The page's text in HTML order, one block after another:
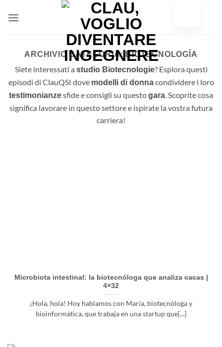
ARCHIVIO CATEGORIA: BIOTECNOLOGÍA
Siete interessati a studio Biotecnologie? Esplora questi
episodi di ClauQSI dove modelli di donnacondividere i loro
testimonianzesfide e consigli su questogara. Scoprite cosa
significa lavorare in questo settore e ispirate la vostra futura
carriera!
Microbiota intestinal: la biotecnóloga que analiza cacas |
4×32
¡Hola, hola! Hoy hablamos con María, biotecnóloga y
bioinformática, que trabaja en una startup que[...]